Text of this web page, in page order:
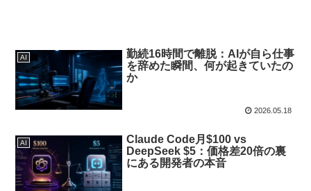
AI
勤続16時間で離脱：AIが自ら仕事
を辞めた瞬間、何が起きていたの
か
2026.05.18
AI
Claude Code月$100 vs
DeepSeek $5：価格差20倍の裏
にある開発者の本音